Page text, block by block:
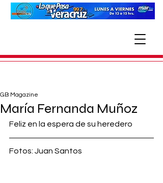
María Fernanda Muñoz
GB Magazine
Feliz en la espera de su heredero
Fotos: Juan Santos